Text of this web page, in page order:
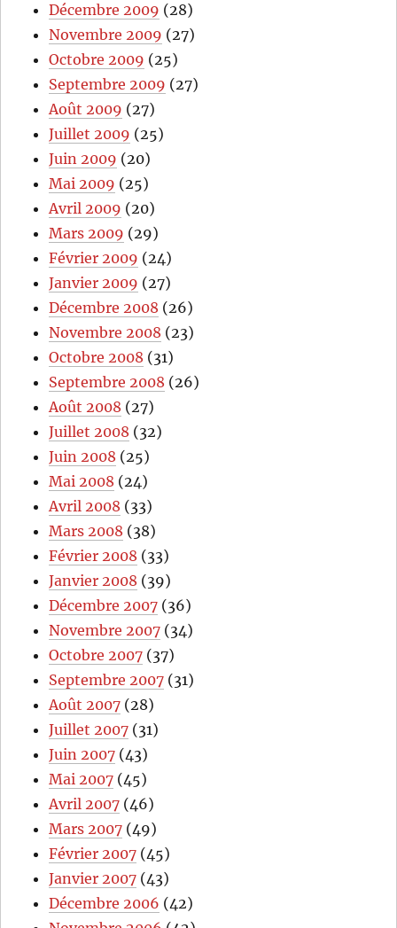
Décembre 2009 (28)
Novembre 2009 (27)
Octobre 2009 (25)
Septembre 2009 (27)
Août 2009 (27)
Juillet 2009 (25)
Juin 2009 (20)
Mai 2009 (25)
Avril 2009 (20)
Mars 2009 (29)
Février 2009 (24)
Janvier 2009 (27)
Décembre 2008 (26)
Novembre 2008 (23)
Octobre 2008 (31)
Septembre 2008 (26)
Août 2008 (27)
Juillet 2008 (32)
Juin 2008 (25)
Mai 2008 (24)
Avril 2008 (33)
Mars 2008 (38)
Février 2008 (33)
Janvier 2008 (39)
Décembre 2007 (36)
Novembre 2007 (34)
Octobre 2007 (37)
Septembre 2007 (31)
Août 2007 (28)
Juillet 2007 (31)
Juin 2007 (43)
Mai 2007 (45)
Avril 2007 (46)
Mars 2007 (49)
Février 2007 (45)
Janvier 2007 (43)
Décembre 2006 (42)